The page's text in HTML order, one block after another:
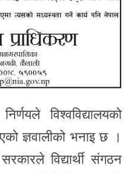
विश्वविद्यालयको
ज्ञवालीको भनाइ छ ।
विद्यार्थी संगठन